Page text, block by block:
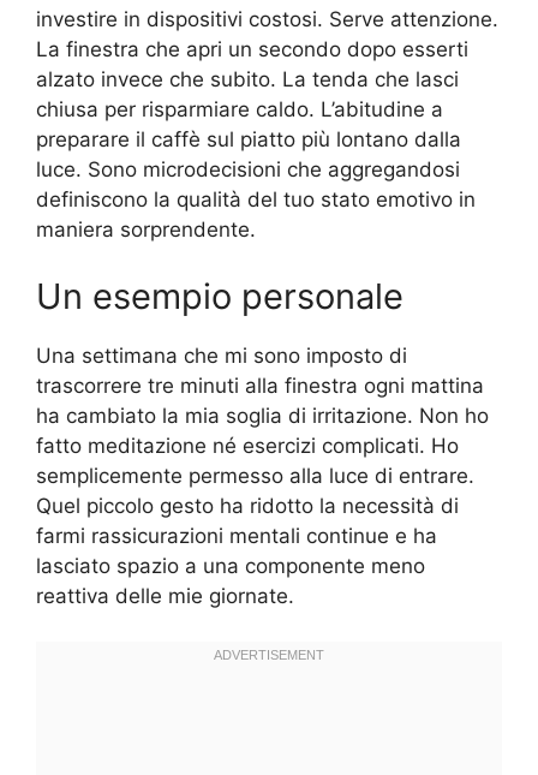
investire in dispositivi costosi. Serve attenzione.
La finestra che apri un secondo dopo esserti
alzato invece che subito. La tenda che lasci
chiusa per risparmiare caldo. L’abitudine a
preparare il caffè sul piatto più lontano dalla
luce. Sono microdecisioni che aggregandosi
definiscono la qualità del tuo stato emotivo in
maniera sorprendente.
Un esempio personale
Una settimana che mi sono imposto di
trascorrere tre minuti alla finestra ogni mattina
ha cambiato la mia soglia di irritazione. Non ho
fatto meditazione né esercizi complicati. Ho
semplicemente permesso alla luce di entrare.
Quel piccolo gesto ha ridotto la necessità di
farmi rassicurazioni mentali continue e ha
lasciato spazio a una componente meno
reattiva delle mie giornate.